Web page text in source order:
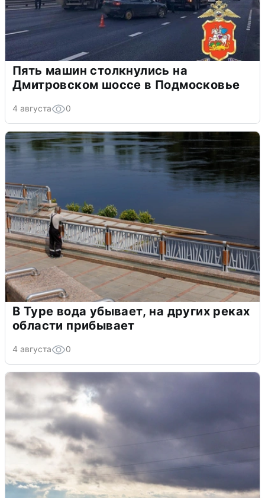
Пять машин столкнулись на
Дмитровском шоссе в Подмосковье
4 августа 0
В Туре вода убывает, на других реках
области прибывает
4 августа 0